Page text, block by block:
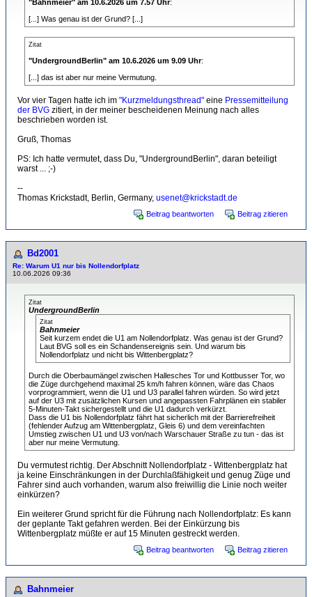
"Bahnmeier" am 10.6.2026 um 7.57 Uhr:
[...] Was genau ist der Grund? [...]
Zitat
"UndergroundBerlin" am 10.6.2026 um 9.09 Uhr:
[...] das ist aber nur meine Vermutung.
Vor vier Tagen hatte ich im "Kurzmeldungsthread" eine Pressemitteilung
der BVG zitiert, in der meiner bescheidenen Meinung nach alles
beschrieben worden ist.
Gruß, Thomas
PS: Ich hatte vermutet, dass Du, "UndergroundBerlin", daran beteiligt
warst ... ;-)
--
Thomas Krickstadt, Berlin, Germany, usenet@krickstadt.de
Beitrag beantworten Beitrag zitieren
Bd2001
Re: Warum U1 nur bis Nollendorfplatz
10.06.2026 09:36
Zitat
UndergroundBerlin
Zitat
Bahnmeier
Seit kurzem endet die U1 am Nollendorfplatz. Was genau ist der Grund?
Laut BVG soll es ein Schandensereignis sein. Und warum bis
Nollendorfplatz und nicht bis Wittenbergplatz?
Durch die Oberbaumängel zwischen Hallesches Tor und Kottbusser Tor, wo
die Züge durchgehend maximal 25 km/h fahren können, wäre das Chaos
vorprogrammiert, wenn die U1 und U3 parallel fahren würden. So wird jetzt
auf der U3 mit zusätzlichen Kursen und angepassten Fahrplänen ein stabiler
5-Minuten-Takt sichergestellt und die U1 dadurch verkürzt.
Dass die U1 bis Nollendorfplatz fährt hat sicherlich mit der Barrierefreiheit
(fehlender Aufzug am Wittenbergplatz, Gleis 6) und dem vereinfachten
Umstieg zwischen U1 und U3 von/nach Warschauer Straße zu tun - das ist
aber nur meine Vermutung.
Du vermutest richtig. Der Abschnitt Nollendorfplatz - Wittenbergplatz hat
ja keine Einschränkungen in der Durchlaßfähigkeit und genug Züge und
Fahrer sind auch vorhanden, warum also freiwillig die Linie noch weiter
einkürzen?
Ein weiterer Grund spricht für die Führung nach Nollendorfplatz: Es kann
der geplante Takt gefahren werden. Bei der Einkürzung bis
Wittenbergplatz müßte er auf 15 Minuten gestreckt werden.
Beitrag beantworten Beitrag zitieren
Bahnmeier